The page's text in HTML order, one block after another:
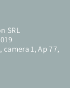
SRL
1, Ap 77,